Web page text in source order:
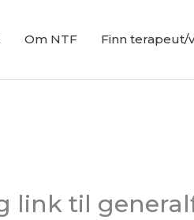
Om NTF Finn terapeut/
link til